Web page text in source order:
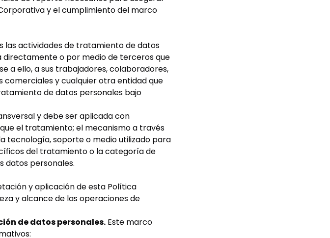
y el cumplimiento del marco
las actividades de tratamiento de datos
directamente o por medio de terceros que
a ello, a sus trabajadores, colaboradores,
comerciales y cualquier otra entidad que
de datos personales bajo
y debe ser aplicada con
el tratamiento; el mecanismo a través
tecnología, soporte o medio utilizado para
del tratamiento o la categoría de
datos personales.
y aplicación de esta Política
y alcance de las operaciones de
de datos personales. Este marco